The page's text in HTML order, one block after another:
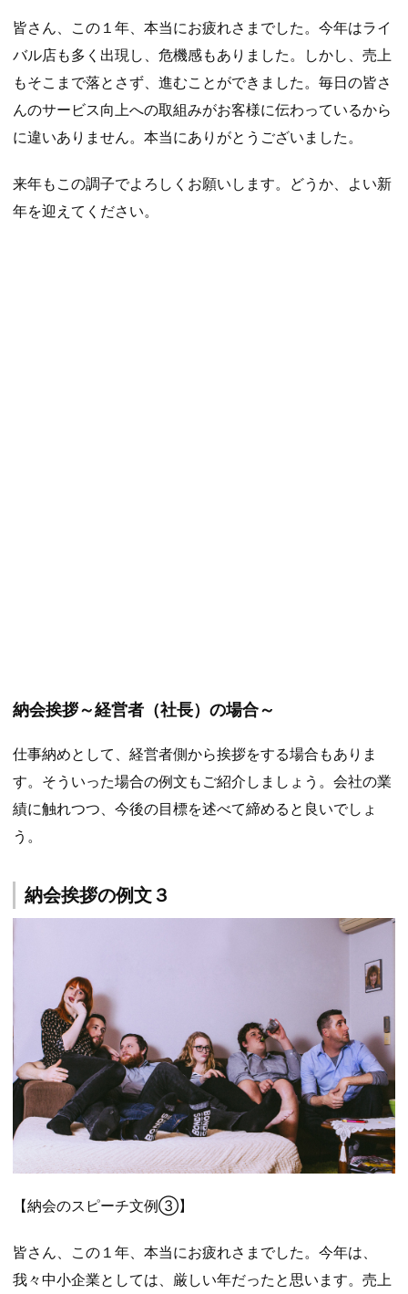
皆さん、この１年、本当にお疲れさまでした。今年はライ
バル店も多く出現し、危機感もありました。しかし、売上
もそこまで落とさず、進むことができました。毎日の皆さ
んのサービス向上への取組みがお客様に伝わっているから
に違いありません。本当にありがとうございました。
来年もこの調子でよろしくお願いします。どうか、よい新
年を迎えてください。
納会挨拶～経営者（社長）の場合～
仕事納めとして、経営者側から挨拶をする場合もありま
す。そういった場合の例文もご紹介しましょう。会社の業
績に触れつつ、今後の目標を述べて締めると良いでしょ
う。
納会挨拶の例文３
【納会のスピーチ文例③】
皆さん、この１年、本当にお疲れさまでした。今年は、
我々中小企業としては、厳しい年だったと思います。売上